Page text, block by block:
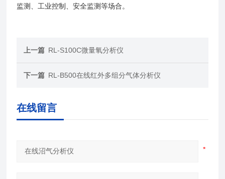
监测、工业控制、安全监测等场合。
上一篇 RL-S100C微量氧分析仪
下一篇 RL-B500在线红外多组分气体分析仪
在线留言